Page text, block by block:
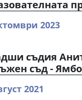
2023
съдия
съд -
2021